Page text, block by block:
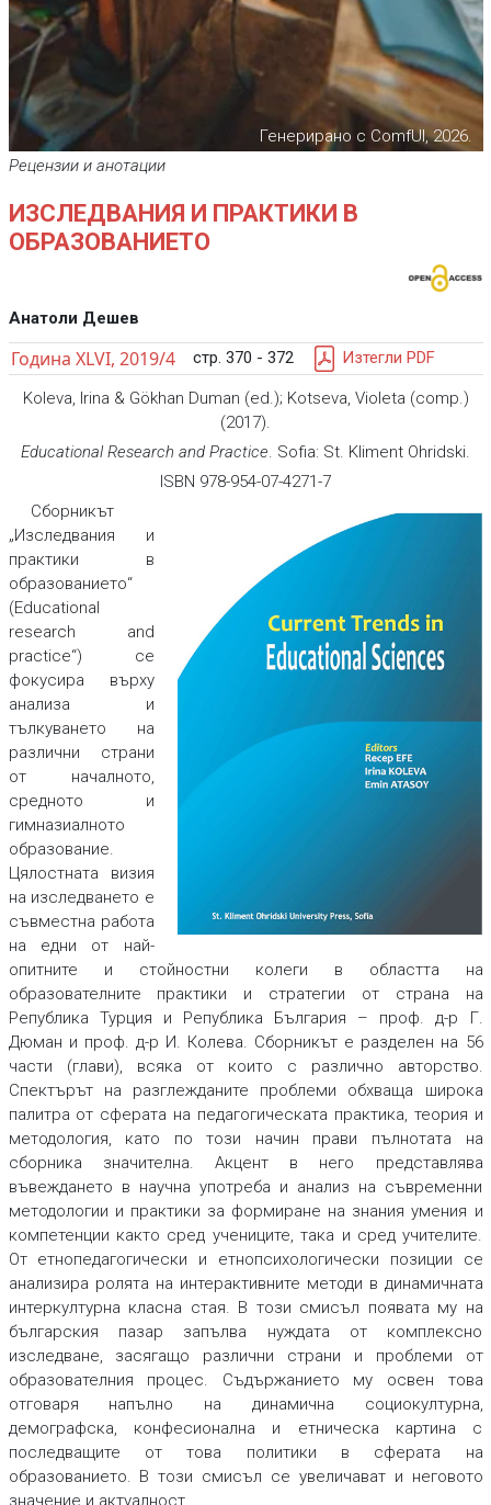
Генерирано с ComfUI, 2026.
Рецензии и анотации
ИЗСЛЕДВАНИЯ И ПРАКТИКИ В
ОБРАЗОВАНИЕТО
Анатоли Дешев
Година XLVI, 2019/4 стр. 370 - 372 Изтегли PDF
Koleva, Irina & Gökhan Duman (ed.); Kotseva, Violeta (comp.)
(2017).
Educational Research and Practice . Sofia: St. Kliment Ohridski.
ISBN 978-954-07-4271-7
Сборникът
„Изследвания и
практики в
образованието“
(Educational
research and
practice“) се
фокусира върху
анализа и
тълкуването на
различни страни
от началното,
средното и
гимназиалното
образование.
Цялостната визия
на изследването е
съвместна работа
на едни от най-
опитните и стойностни колеги в областта на
образователните практики и стратегии от страна на
Република Турция и Република България – проф. д-р Г.
Дюман и проф. д-р И. Колева. Сборникът е разделен на 56
части (глави), всяка от които с различно авторство.
Спектърът на разглежданите проблеми обхваща широка
палитра от сферата на педагогическата практика, теория и
методология, като по този начин прави пълнотата на
сборника значителна. Акцент в него представлява
въвеждането в научна употреба и анализ на съвременни
методологии и практики за формиране на знания умения и
компетенции както сред учениците, така и сред учителите.
От етнопедагогически и етнопсихологически позиции се
анализира ролята на интерактивните методи в динамичната
интеркултурна класна стая. В този смисъл появата му на
българския пазар запълва нуждата от комплексно
изследване, засягащо различни страни и проблеми от
образователния процес. Съдържанието му освен това
отговаря напълно на динамична социокултурна,
демографска, конфесионална и етническа картина с
последващите от това политики в сферата на
образованието. В този смисъл се увеличават и неговото
значение и актуалност.